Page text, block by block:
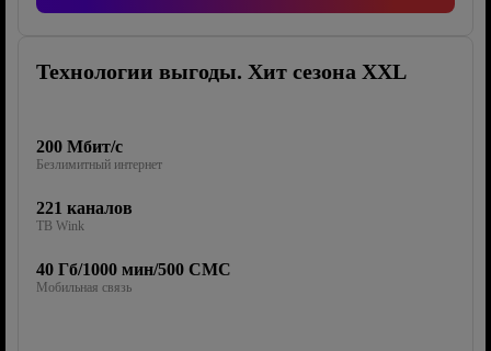
Технологии выгоды. Хит сезона XXL
200 Мбит/с
Безлимитный интернет
221 каналов
ТВ Wink
40 Гб/1000 мин/500 СМС
Мобильная связь